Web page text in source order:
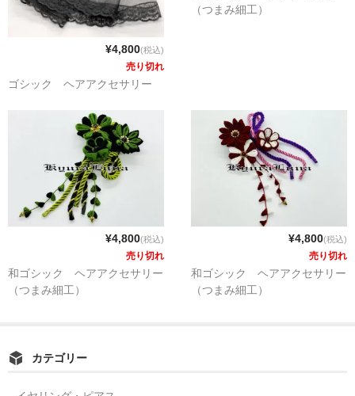
¥4,800(税込)
売り切れ
ゴシック ヘアアクセサリー
（つまみ細工）
¥4,800(税込)
売り切れ
和ゴシック ヘアアクセサリー
（つまみ細工）
¥4,800(税込)
売り切れ
和ゴシック ヘアアクセサリー
（つまみ細工）
カテゴリー